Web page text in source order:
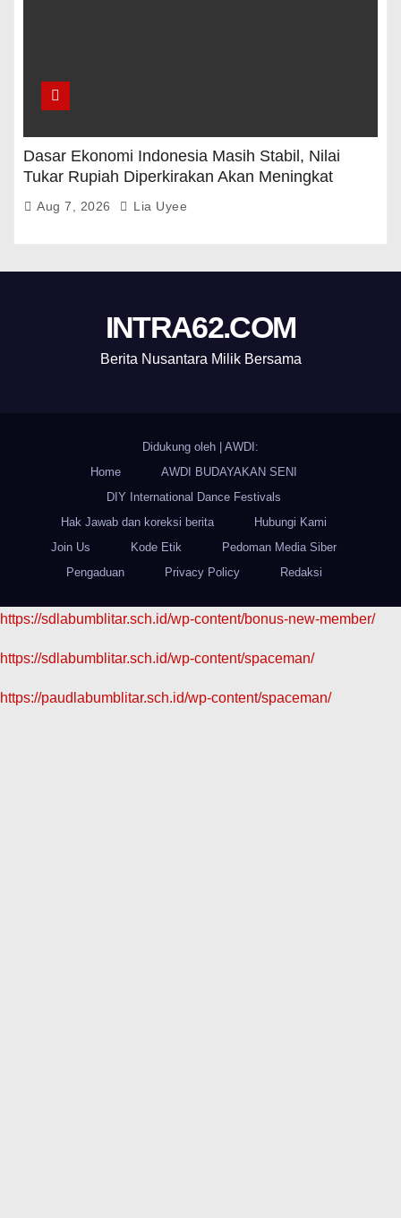
Dasar Ekonomi Indonesia Masih Stabil, Nilai
Tukar Rupiah Diperkirakan Akan Meningkat
Aug 7, 2026 Lia Uyee
INTRA62.COM
Berita Nusantara Milik Bersama
Didukung oleh
AWDI:
Home
AWDI BUDAYAKAN SENI
DIY International Dance Festivals
Hak Jawab dan koreksi berita
Hubungi Kami
Join Us
Kode Etik
Pedoman Media Siber
Pengaduan
Privacy Policy Redaksi
https://sdlabumblitar.sch.id/wp-content/bonus-new-member/
https://sdlabumblitar.sch.id/wp-content/spaceman/
https://paudlabumblitar.sch.id/wp-content/spaceman/